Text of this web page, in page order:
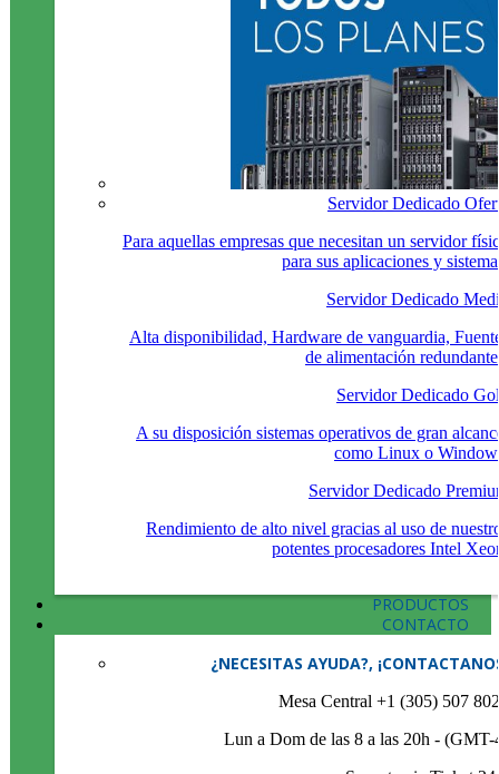
Servidor Dedicado
Para aquellas empresas que necesitan un servidor
para sus aplicaciones y
Servidor Dedicado
Alta disponibilidad, Hardware de vanguardia,
de alimentación
Servidor Dedicado
A su disposición sistemas operativos de gran
como Linux o
Servidor Dedicado
Rendimiento de alto nivel gracias al uso de
potentes procesadores Intel
PRODUCTOS
CONTACTO
¿NECESITAS AYUDA?,
Mesa Central +1 (305) 507
Lun a Dom de las 8 a las 20h - (GMT-